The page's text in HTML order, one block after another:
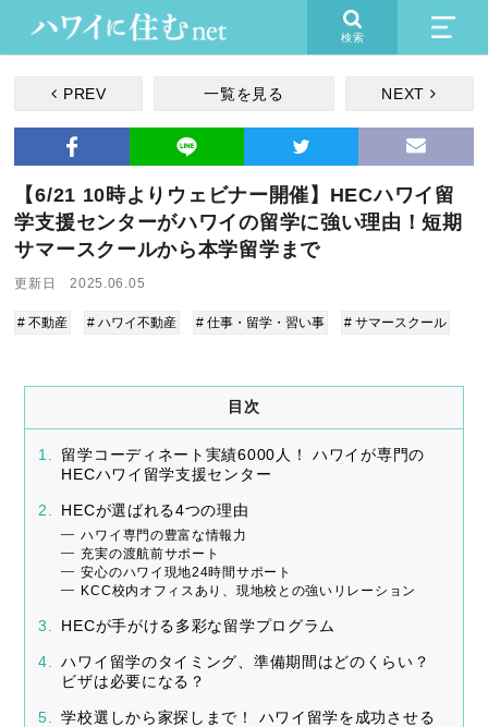
検索
PREV 一覧を見る NEXT
【6/21 10時よりウェビナー開催】HECハワイ留
学支援センターがハワイの留学に強い理由！短期
サマースクールから本学留学まで
更新日 2025.06.05
# 不動産 # ハワイ不動産 # 仕事・留学・習い事 # サマースクール
目次
留学コーディネート実績6000人！ ハワイが専門の
HECハワイ留学支援センター
HECが選ばれる4つの理由
ハワイ専門の豊富な情報力
充実の渡航前サポート
安心のハワイ現地24時間サポート
KCC校内オフィスあり、現地校との強いリレーション
HECが手がける多彩な留学プログラム
ハワイ留学のタイミング、準備期間はどのくらい？
ビザは必要になる？
学校選しから家探しまで！ ハワイ留学を成功させる